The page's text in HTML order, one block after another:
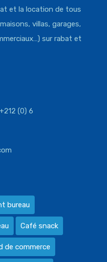
et la location de tous
villas, garages,
sur rabat et
(0) 6
bureau
Café snack
de commerce